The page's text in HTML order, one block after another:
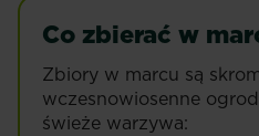
Co zbierać w
Zbiory w marcu są
wczesnowiosenne
świeże warzywa: